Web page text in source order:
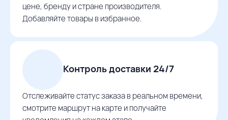
цене, бренду и стране производителя.
Добавляйте товары в избранное.
Контроль доставки 24/7
Отслеживайте статус заказа в реальном времени,
смотрите маршрут на карте и получайте